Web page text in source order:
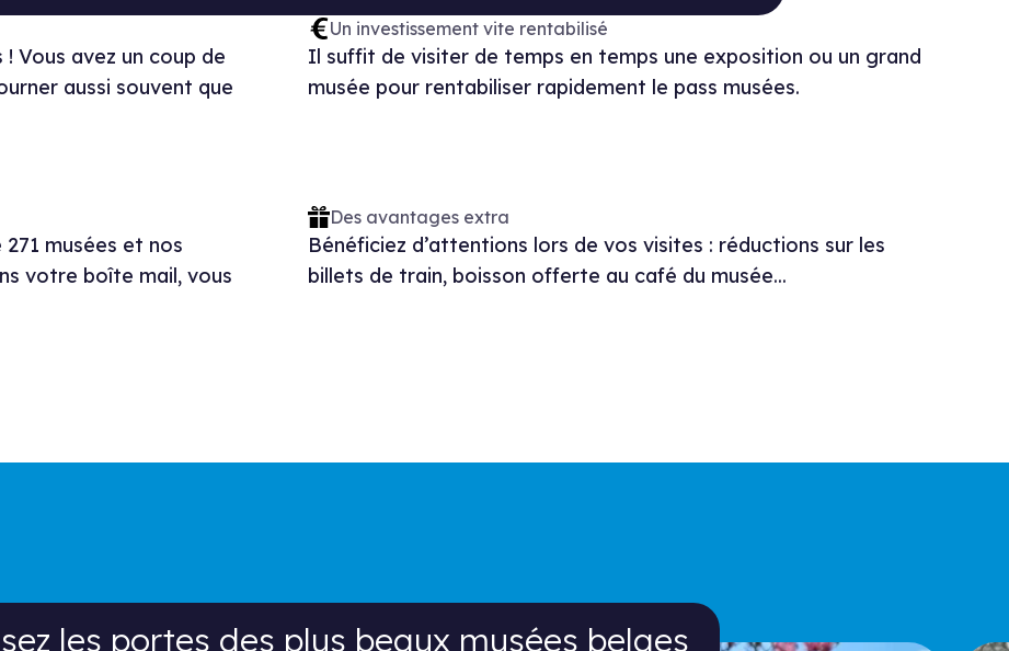
Vous avez un coup de
aussi souvent que
Un investissement vite rentabilisé
Il suffit de visiter de temps en temps une exposition ou un grand
musée pour rentabiliser rapidement le pass musées.
musées et nos
votre boîte mail, vous
Des avantages extra
Bénéficiez d’attentions lors de vos visites : réductions sur les
billets de train, boisson offerte au café du musée...
portes des plus beaux musées belges
les portes des plus beaux musées belges